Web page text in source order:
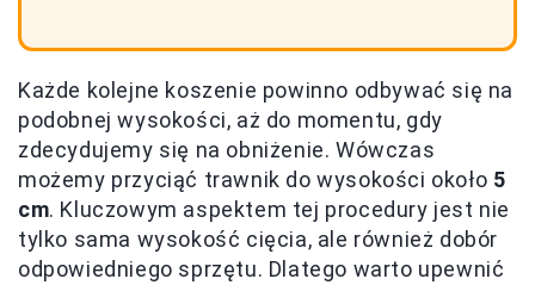
Każde kolejne koszenie powinno odbywać się na
podobnej wysokości, aż do momentu, gdy
zdecydujemy się na obniżenie. Wówczas
możemy przyciąć trawnik do wysokości około 5
cm. Kluczowym aspektem tej procedury jest nie
tylko sama wysokość cięcia, ale również dobór
odpowiedniego sprzętu. Dlatego warto upewnić